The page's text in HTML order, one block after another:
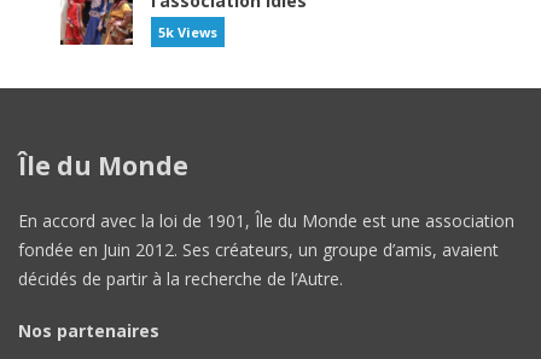
5k Views
Île du Monde
En accord avec la loi de 1901, Île du Monde est une association
fondée en Juin 2012. Ses créateurs, un groupe d’amis, avaient
décidés de partir à la recherche de l’Autre.
Nos partenaires